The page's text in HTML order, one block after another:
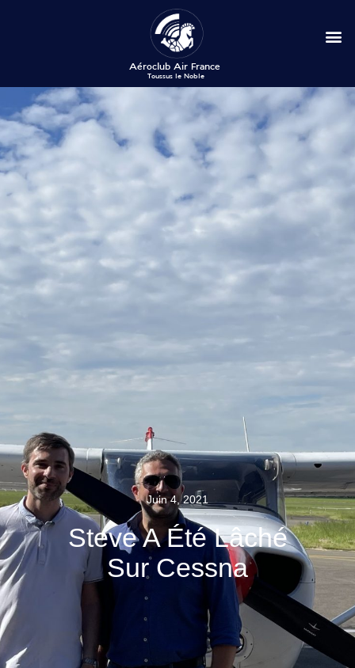
Juin 4, 2021
Steve A Été Lâché
Sur Cessna